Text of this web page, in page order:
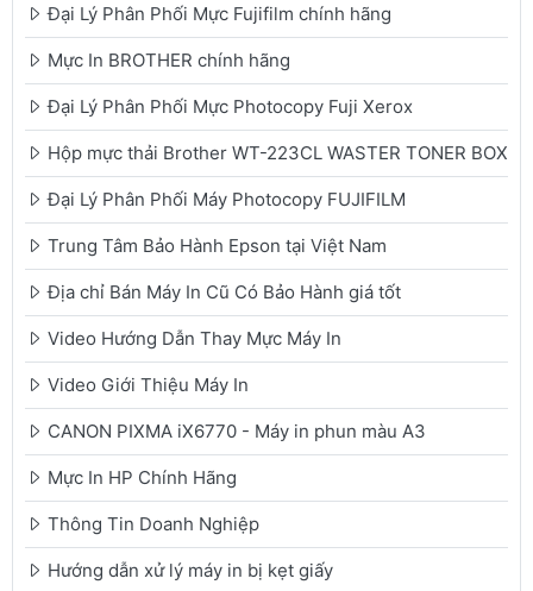
Đại Lý Phân Phối Mực Fujifilm chính hãng
Mực In BROTHER chính hãng
Đại Lý Phân Phối Mực Photocopy Fuji Xerox
Hộp mực thải Brother WT-223CL WASTER TONER BOX
Đại Lý Phân Phối Máy Photocopy FUJIFILM
Trung Tâm Bảo Hành Epson tại Việt Nam
Địa chỉ Bán Máy In Cũ Có Bảo Hành giá tốt
Video Hướng Dẫn Thay Mực Máy In
Video Giới Thiệu Máy In
CANON PIXMA iX6770 - Máy in phun màu A3
Mực In HP Chính Hãng
Thông Tin Doanh Nghiệp
Hướng dẫn xử lý máy in bị kẹt giấy